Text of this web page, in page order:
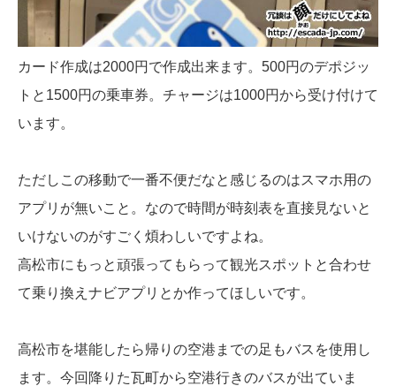
カード作成は2000円で作成出来ます。500円のデポジッ
トと1500円の乗車券。チャージは1000円から受け付けて
います。
ただしこの移動で一番不便だなと感じるのはスマホ用の
アプリが無いこと。なので時間が時刻表を直接見ないと
いけないのがすごく煩わしいですよね。
高松市にもっと頑張ってもらって観光スポットと合わせ
て乗り換えナビアプリとか作ってほしいです。
高松市を堪能したら帰りの空港までの足もバスを使用し
ます。今回降りた瓦町から空港行きのバスが出ていま